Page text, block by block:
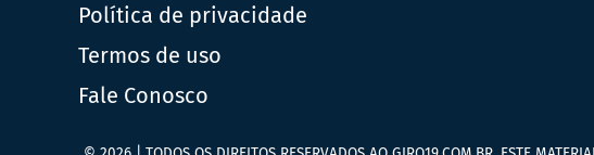
Política de privacidade
Termos de uso
Fale Conosco